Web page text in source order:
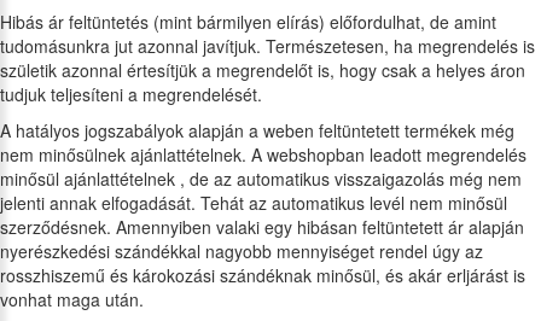
Hibás ár feltüntetés (mint bármilyen elírás) előfordulhat, de amint
tudomásunkra jut azonnal javítjuk. Természetesen, ha megrendelés is
születik azonnal értesítjük a megrendelőt is, hogy csak a helyes áron
tudjuk teljesíteni a megrendelését.
A hatályos jogszabályok alapján a weben feltüntetett termékek még
nem minősülnek ajánlattételnek. A webshopban leadott megrendelés
minősül ajánlattételnek , de az automatikus visszaigazolás még nem
jelenti annak elfogadását. Tehát az automatikus levél nem minősül
szerződésnek. Amennyiben valaki egy hibásan feltüntetett ár alapján
nyerészkedési szándékkal nagyobb mennyiséget rendel úgy az
rosszhiszemű és károkozási szándéknak minősül, és akár erljárást is
vonhat maga után.